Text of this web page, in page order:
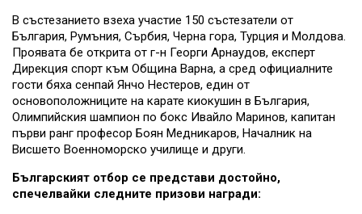
В състезанието взеха участие 150 състезатели от
България, Румъния, Сърбия, Черна гора, Турция и Молдова.
Проявата бе открита от г-н Георги Арнаудов, експерт
Дирекция спорт към Община Варна, а сред официалните
гости бяха сенпай Янчо Нестеров, един от
основоположниците на карате киокушин в България,
Олимпийския шампион по бокс Ивайло Маринов, капитан
първи ранг професор Боян Медникаров, Началник на
Висшето Военноморско училище и други.
Българският отбор се представи достойно,
спечелвайки следните призови награди: